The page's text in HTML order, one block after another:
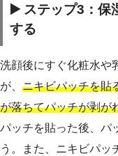
▶️ ステップ3：保
する
洗顔後にすぐ化粧水や
が、 ニキビパッチを貼
が落ちてパッチが剥が
パッチを貼った後、パ
う。また、ニキビパッ